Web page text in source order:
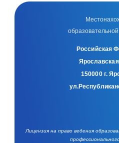
Российская
150000 г.
Лицензия на право ведения